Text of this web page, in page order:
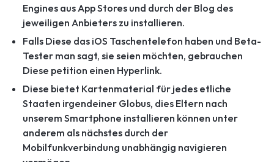
Engines aus App Stores und durch der Blog des
jeweiligen Anbieters zu installieren.
Falls Diese das iOS Taschentelefon haben und Beta-
Tester man sagt, sie seien möchten, gebrauchen
Diese petition einen Hyperlink.
Diese bietet Kartenmaterial für jedes etliche
Staaten irgendeiner Globus, dies Eltern nach
unserem Smartphone installieren können unter
anderem als nächstes durch der
Mobilfunkverbindung unabhängig navigieren